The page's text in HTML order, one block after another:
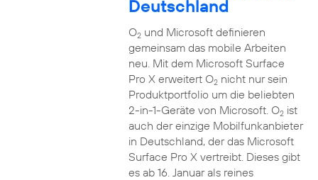
Deutschland
O2und Microsoft definieren
gemeinsam das mobile Arbeiten
neu. Mit dem Microsoft Surface
Pro X erweitert O2nicht nur sein
Produktportfolio um die beliebten
2-in-1-Geräte von Microsoft. O2ist
auch der einzige Mobilfunkanbieter
in Deutschland, der das Microsoft
Surface Pro X vertreibt. Dieses gibt
es ab 16. Januar als reines